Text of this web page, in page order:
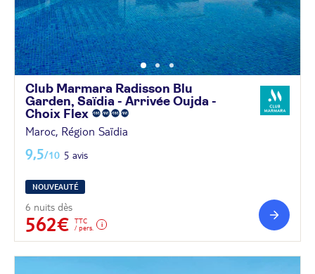
Club Marmara Radisson Blu
Garden, Saïdia - Arrivée Oujda -
Choix Flex
Maroc, Région Saïdia
9,5/10 5 avis
NOUVEAUTÉ
6 nuits dès
562€
TTC
/ pers.